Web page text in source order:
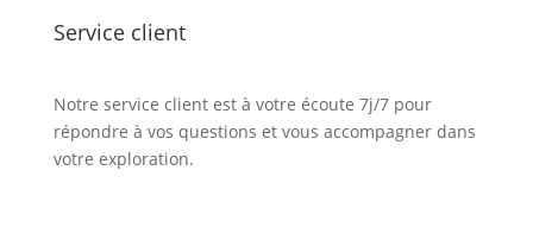
Service client
Notre service client est à votre écoute 7j/7 pour
répondre à vos questions et vous accompagner dans
votre exploration.